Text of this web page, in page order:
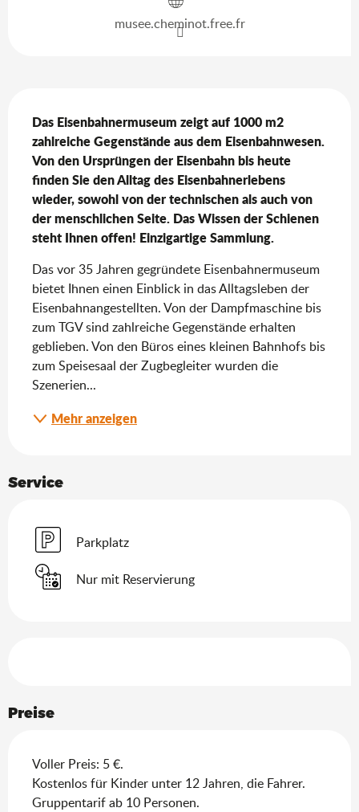
musee.cheminot.free.fr
Das Eisenbahnermuseum zeigt auf 1000 m2
zahlreiche Gegenstände aus dem Eisenbahnwesen.
Von den Ursprüngen der Eisenbahn bis heute
finden Sie den Alltag des Eisenbahnerlebens
wieder, sowohl von der technischen als auch von
der menschlichen Seite. Das Wissen der Schienen
steht Ihnen offen! Einzigartige Sammlung.
Das vor 35 Jahren gegründete Eisenbahnermuseum
bietet Ihnen einen Einblick in das Alltagsleben der
Eisenbahnangestellten. Von der Dampfmaschine bis
zum TGV sind zahlreiche Gegenstände erhalten
geblieben. Von den Büros eines kleinen Bahnhofs bis
zum Speisesaal der Zugbegleiter wurden die
Szenerien...
Mehr anzeigen
Service
Parkplatz
Nur mit Reservierung
Preise
Voller Preis: 5 €.
Kostenlos für Kinder unter 12 Jahren, die Fahrer.
Gruppentarif ab 10 Personen.